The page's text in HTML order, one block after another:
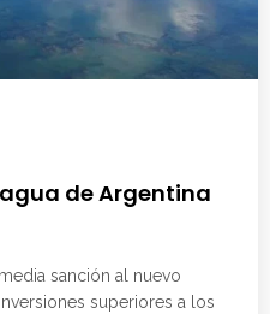
agua de Argentina
sanción al nuevo
superiores a los